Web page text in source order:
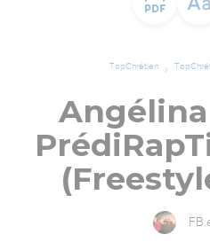
TopChrétien